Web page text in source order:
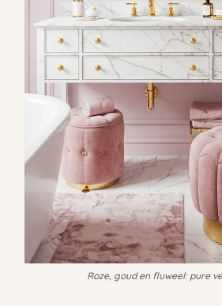
Roze, goud en fluweel: pure